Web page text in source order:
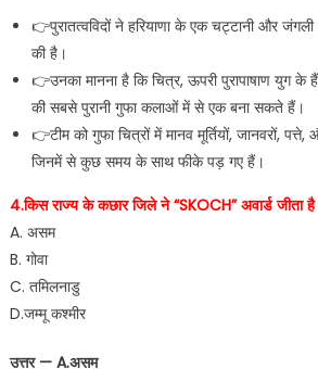
👉पुरातत्वविदों ने हरियाणा के एक चट्टानी और
की है।
👉उनका मानना है कि चित्र, ऊपरी पुरापाषाण युग
की सबसे पुरानी गुफा कलाओं में से एक बना सकते हैं।
👉टीम को गुफा चित्रों में मानव मूर्तियों, जानवरों,
जिनमें से कुछ समय के साथ फीके पड़ गए हैं।
4.किस राज्य के कछार जिले ने “SKOCH” अवार्ड जीता
A. असम
B. गोवा
C. तमिलनाडु
D.जम्मू कश्मीर
उत्तर — A.असम